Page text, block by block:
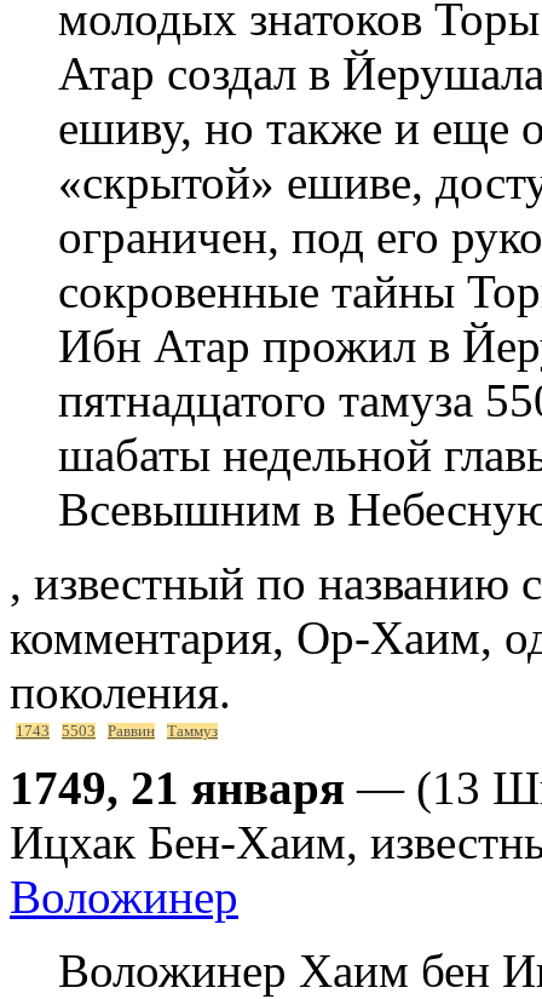
молодых знатоков
Атар создал в
ешиву, но также и еще
«скрытой» ешиве,
ограничен, под его
сокровенные тайны
Ибн Атар прожил в
пятнадцатого тамуза
шабаты недельной
Всевышним в
, известный по названию
комментария, Ор-Хаим,
поколения.
1743 5503 Раввин Таммуз
1749, 21 января — (13
Ицхак Бен-Хаим,
Воложинер
Воложинер Хаим бен